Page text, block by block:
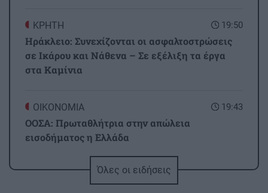
19:50
ΚΡΗΤΗ
Ηράκλειο: Συνεχίζονται οι ασφαλτοστρώσεις
σε Ικάρου και Νάθενα – Σε εξέλιξη τα έργα
στα Καμίνια
19:43
ΟΙΚΟΝΟΜΙΑ
ΟΟΣΑ: Πρωταθλήτρια στην απώλεια
εισοδήματος η Ελλάδα
Όλες οι ειδήσεις